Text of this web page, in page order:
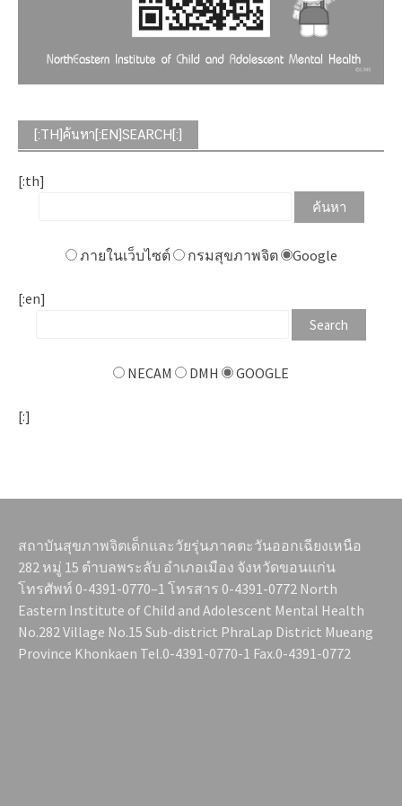
[:TH]ค้นหา[:EN]SEARCH[:]
[:th]
ภายในเว็บไซต์ กรมสุขภาพจิต Google
[:en]
NECAM DMH GOOGLE
[:]
สถาบันสุขภาพจิตเด็กและวัยรุ่นภาคตะวันออกเฉียงเหนือ
282 หมู่ 15 ตำบลพระลับ อำเภอเมือง จังหวัดขอนแก่น
โทรศัพท์ 0-4391-0770–1 โทรสาร 0-4391-0772 North
Eastern Institute of Child and Adolescent Mental Health
No.282 Village No.15 Sub-district PhraLap District Mueang
Province Khonkaen Tel.0-4391-0770-1 Fax.0-4391-0772